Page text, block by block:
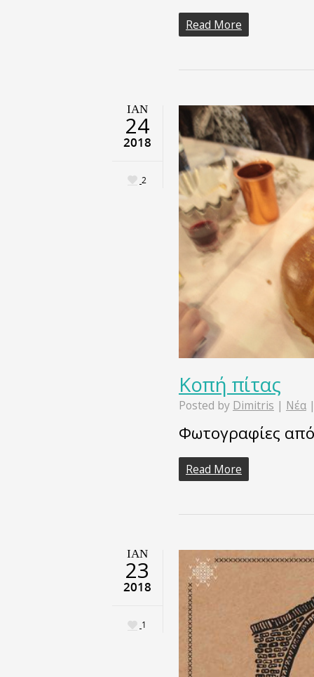
Read More
ΙΑΝ
24
2018
2
Κοπή πίτας
Posted by Dimitris | Νέα
Φωτογραφίες
Read More
ΙΑΝ
23
2018
1